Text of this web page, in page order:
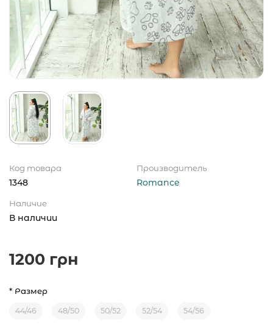
Код товара
1348
Производитель
Romance
Наличие
В наличии
1200 грн
* Размер
44/46 48/50 50/52 52/54 54/56